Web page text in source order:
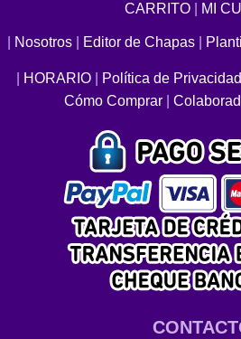
CARRITO| MI
Nosotros Editor de Chapas
HORARIO Política de Privacidad
Cómo Comprar